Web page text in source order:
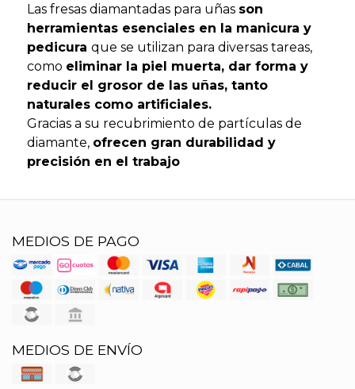
Las fresas diamantadas para uñas son
herramientas esenciales en la manicura y
pedicura que se utilizan para diversas tareas,
como eliminar la piel muerta, dar forma y
reducir el grosor de las uñas, tanto
naturales como artificiales.
Gracias a su recubrimiento de partículas de
diamante, ofrecen gran durabilidad y
precisión en el trabajo
MEDIOS DE PAGO
MEDIOS DE ENVÍO